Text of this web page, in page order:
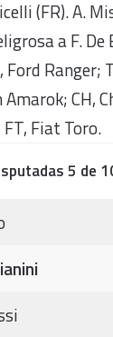
(FR). A.
a F. De
Ford
CH,
Fiat Toro.
5 de